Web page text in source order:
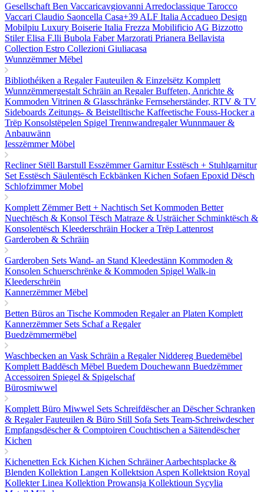
Gesellschaft Ben Vaccaricavgiovanni Arredoclassique Tarocco
Vaccari Claudio Saoncella Casa+39 ALF Italia Accadueo Design
Mobilpiu Luxury Boiserie Italia Frezza Mobilificio AG Bizzotto
Stiler Elisa F.lli Bubola FaberMarzorati Prianera Bellavista
Collection Estro Collezioni Giuliacasa
Wunnzëmmer Mëbel
Bibliothéiken a RegalerFauteuilen & Einzelsëtz Komplett
Wunnzëmmergestalt Schräin an RegalerBuffeten, Anrichte &
Kommoden Vitrinen & Glasschränke Fernseherständer, RTV & TV
Sideboards Zeitungs- & Beistelltische Kaffeetische Fouss-Hocker a
Trëp Konsolstëpelen Spigel TrennwandregalerWunnmauer &
Anbauwänn
Iesszëmmer Möbel
Recliner Stëll Barstull Esszëmmer GarniturEsstësch + Stuhlgarnitur
Set Esstësch Säulentësch Eckbänken Kichen Sofaen Epoxid Dësch
Schlofzimmer Mobel
Komplett ZëmmerBett + Nachtisch Set Kommoden Better
Nuechtësch & Konsol Tësch Matraze & Usträicher Schminktësch &
Konsolentësch Kleederschräin Hocker a Trëp Lattenrost
Garderoben & Schräin
Garderoben Sets Wand- an Stand Kleedestänn Kommoden &
Konsolen Schuerschrënke & Kommoden Spigel Walk-in
Kleederschrëin
Kannerzëmmer Mëbel
Betten Büros an Tische Kommoden Regaler an Platen Komplett
Kannerzëmmer Sets Schaf a Regaler
Buedzëmmermëbel
Waschbecken an Vask Schräin a RegalerNiddereg Buedemëbel
Komplett Baddësch Mëbel Buedem Douchewann Buedzëmmer
Accessoiren Spiegel & Spigelschaf
Bürosmiwwel
Komplett Büro Miwwel Sets Schreifdëscher an Dëscher Schranken
& RegalerFauteuilen & Büro Still Sofa Sets Team-Schreiwdescher
Empfangsdëscher & Comptoiren Couchtischen a Säitendëscher
Kichen
Kichenetten Eck Kichen Kichen SchräinerAarbechtsplacke &
Blenden Kollektion Langen Kollektsion Aspen Kollektsion Royal
Kollekter Linea Kollektion Prowansja Kollektioun Sycylia